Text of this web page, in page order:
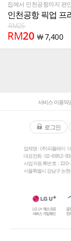
집에서 인천공항까지 편
인천공항 픽업 프
RM25
RM20 ￦7,400
서비스 이용약
로그인
업체명 : (주)피플레이
대표전화 :02-6952-
사업자등록번호 :
서울특별시 강남구 논현